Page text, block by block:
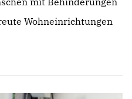
Wohneinrichtungen